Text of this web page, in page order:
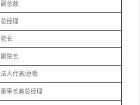
副总裁
总经理
院长
副院长
法人代表/总裁
董事长兼总经理